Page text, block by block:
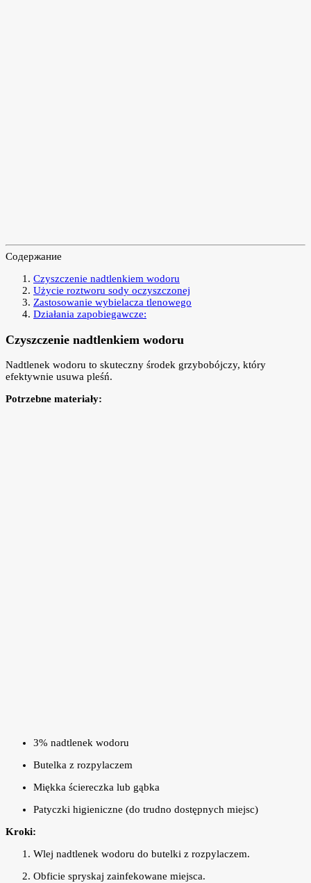
Содержание
Czyszczenie nadtlenkiem wodoru
Użycie roztworu sody oczyszczonej
Zastosowanie wybielacza tlenowego
Działania zapobiegawcze:
Czyszczenie nadtlenkiem wodoru
Nadtlenek wodoru to skuteczny środek grzybobójczy, który
efektywnie usuwa pleśń.
Potrzebne materiały:
3% nadtlenek wodoru
Butelka z rozpylaczem
Miękka ściereczka lub gąbka
Patyczki higieniczne (do trudno dostępnych miejsc)
Kroki:
Wlej nadtlenek wodoru do butelki z rozpylaczem.
Obficie spryskaj zainfekowane miejsca.